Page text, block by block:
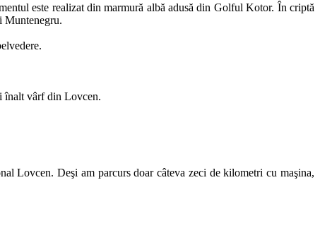
este realizat din marmură albă adusă din Golful Kotor. În criptă
Muntenegru.
înalt vârf din Lovcen.
Lovcen. Deşi am parcurs doar câteva zeci de kilometri cu maşina,